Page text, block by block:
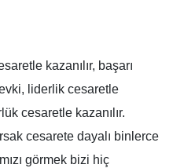
kazanılır, başarı
liderlik cesaretle
cesaretle kazanılır.
cesarete dayalı binlerce
görmek bizi hiç